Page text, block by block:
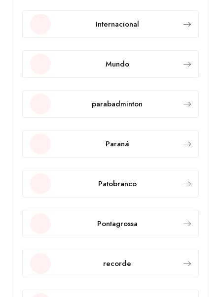
Internacional
Mundo
parabadminton
Paraná
Patobranco
Pontagrossa
recorde